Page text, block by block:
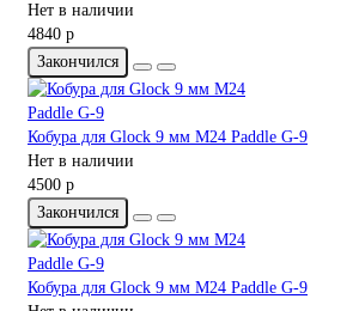
Нет в наличии
4840 р
Закончился
Кобура для Glock 9 мм M24 Paddle G-9
Нет в наличии
4500 р
Закончился
Кобура для Glock 9 мм M24 Paddle G-9